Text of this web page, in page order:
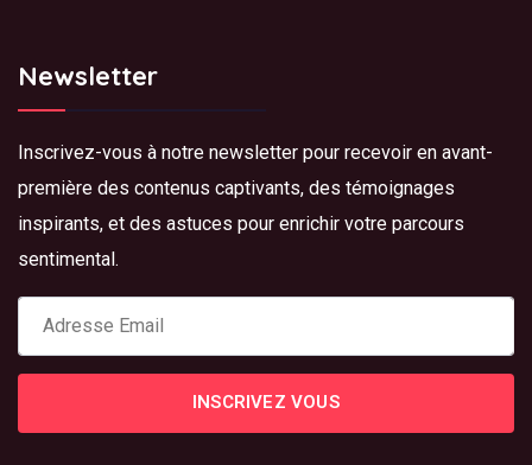
Newsletter
Inscrivez-vous à notre newsletter pour recevoir en avant-
première des contenus captivants, des témoignages
inspirants, et des astuces pour enrichir votre parcours
sentimental.